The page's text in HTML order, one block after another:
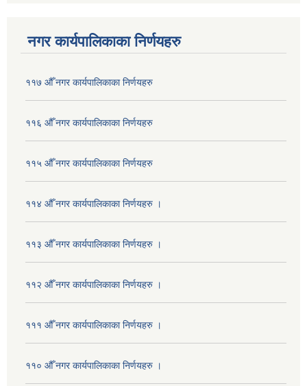
नगर कार्यपालिकाका निर्णयहरु
११७ औँ नगर कार्यपालिकाका निर्णयहरु
११६ औँ नगर कार्यपालिकाका निर्णयहरु
११५ औँ नगर कार्यपालिकाका निर्णयहरु
११४ औँ नगर कार्यपालिकाका निर्णयहरु ।
११३ औँ नगर कार्यपालिकाका निर्णयहरु ।
११२ औँ नगर कार्यपालिकाका निर्णयहरु ।
१११ औँ नगर कार्यपालिकाका निर्णयहरु ।
११० औँ नगर कार्यपालिकाका निर्णयहरु ।